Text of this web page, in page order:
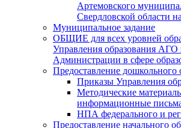
Артемовского
Свердловской области
Муниципальное задание
ОБЩИЕ для всех уровней
Управления образования АГО
Администрации в сфере
Предоставление дошкольного
Приказы Управления
Методические
информационные
НПА федерального и
Предоставление начального